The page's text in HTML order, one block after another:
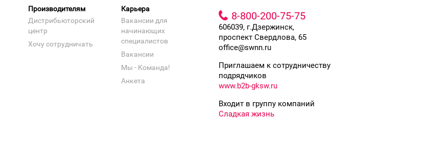
Производителям
Дистрибьюторский
центр
Хочу сотрудничать
Карьера
Вакансии для
начинающих
специалистов
Вакансии
Мы - Команда!
Анкета
8-800-200-75-75
606039, г.Дзержинск,
проспект Свердлова, 65
office@swnn.ru
Приглашаем к сотрудничеству
подрядчиков
www.b2b-gksw.ru
Входит в группу компаний
Сладкая жизнь